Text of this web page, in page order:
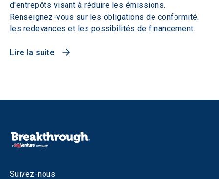
d'entrepôts visant à réduire les émissions.
Renseignez-vous sur les obligations de conformité,
les redevances et les possibilités de financement.
Lire la suite
Suivez-nous